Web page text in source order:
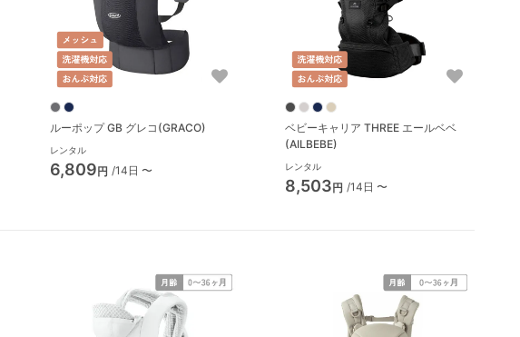
ルーポップ GB グレコ(GRACO)
レンタル
6,809円 /14日 〜
ベビーキャリア THREE エールベベ
(AILBEBE)
レンタル
8,503円 /14日 〜